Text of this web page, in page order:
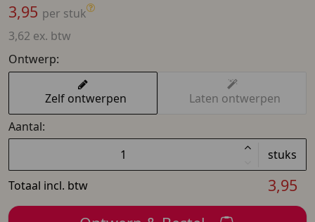
3,95 per stuk
3,62 ex. btw
Ontwerp:
Zelf ontwerpen
Laten ontwerpen
Aantal:
stuks
Totaal incl. btw
3,95